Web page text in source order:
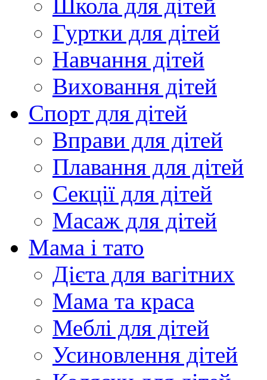
Школа для дітей
Гуртки для дітей
Навчання дітей
Виховання дітей
Спорт для дітей
Вправи для дітей
Плавання для дітей
Секції для дітей
Масаж для дітей
Мама і тато
Дієта для вагітних
Мама та краса
Меблі для дітей
Усиновлення дітей